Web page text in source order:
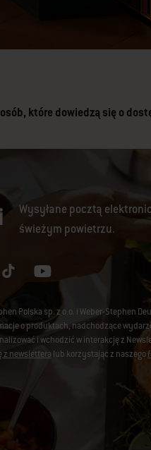
które dowiedzą się o
Wysyłane pocztą
świeżym powietrzu.
Polska sp. z o.o. i Weber-Stephen
o produktach, nadchodzące
i wchodzić w interakcję z
z newslettera lub korzystając z naszego